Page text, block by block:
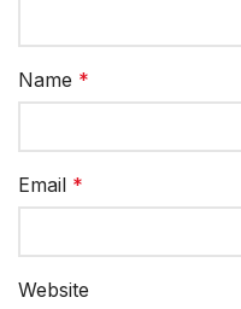
Name *
Email *
Website